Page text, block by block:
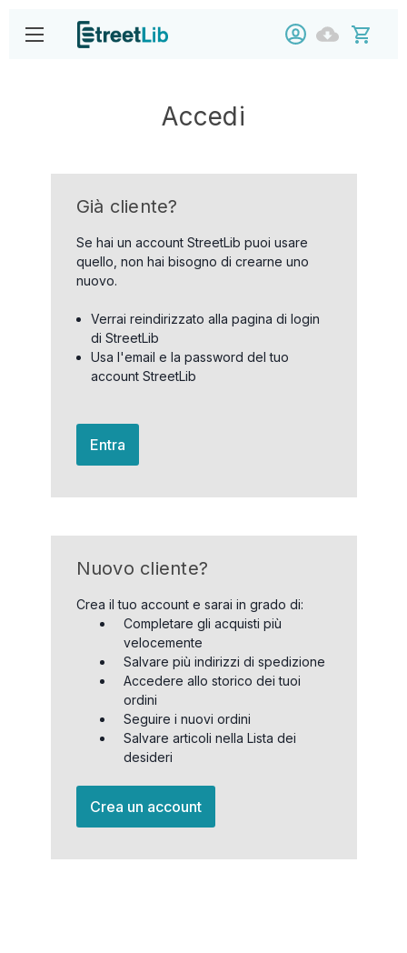
Accedi
Già cliente?
Se hai un account StreetLib puoi usare
quello, non hai bisogno di crearne uno
nuovo.
Verrai reindirizzato alla pagina di login
di StreetLib
Usa l'email e la password del tuo
account StreetLib
Entra
Nuovo cliente?
Crea il tuo account e sarai in grado di:
Completare gli acquisti più
velocemente
Salvare più indirizzi di spedizione
Accedere allo storico dei tuoi
ordini
Seguire i nuovi ordini
Salvare articoli nella Lista dei
desideri
Crea un account